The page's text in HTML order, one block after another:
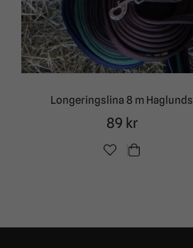
Longeringslina 8 m Haglunds
89 kr